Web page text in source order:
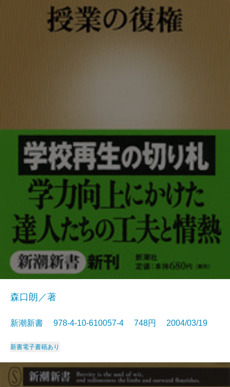
森口朗／著
新潮新書 978-4-10-610057-4 748円 2004/03/19
新書電子書籍あり